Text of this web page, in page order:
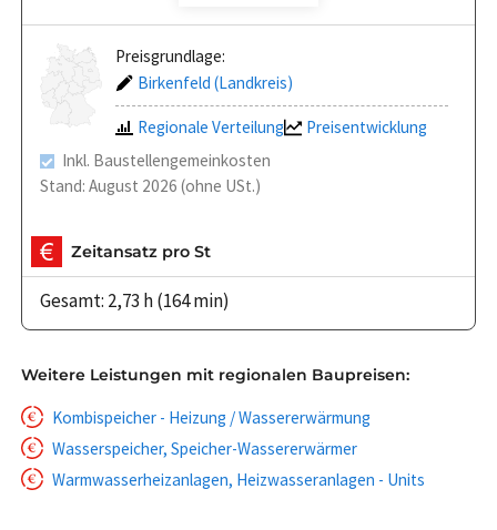
Preisgrundlage:
Birkenfeld (Landkreis)
Regionale Verteilung
Preisentwicklung
Inkl. Baustellengemeinkosten
Stand: August 2026 (ohne USt.)
Zeitansatz pro St
Gesamt: 2,73 h (164 min)
Weitere Leistungen mit regionalen Baupreisen:
Kombispeicher - Heizung / Wassererwärmung
Wasserspeicher, Speicher-Wassererwärmer
Warmwasserheizanlagen, Heizwasseranlagen - Units